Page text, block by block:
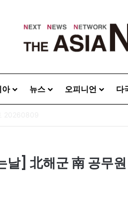
아 뉴스 오피니언 다
날] 北해군 南 공무